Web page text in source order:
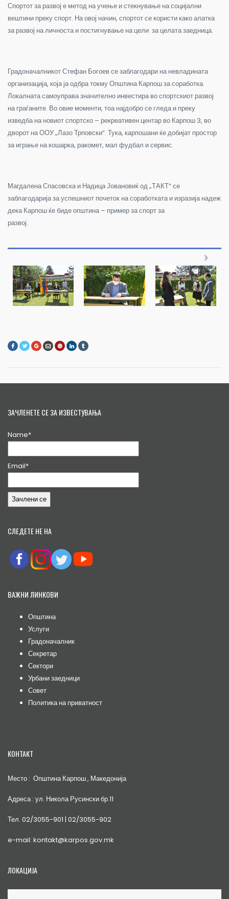
Спортот за развој е метод на учење и стекнување на социјални
вештини преку спорт. На овој начин, спортот се користи како алатка
за развој на личноста и постигнување на цели за целата заедница.
Градоначалникот Стефан Богоев се заблагодари на невладината
организација, која ја одбра токму Општина Карпош за соработка.
Локалната самоуправа значително инвестира во спортскиот развој
на граѓаните. Во овие моменти, тоа најдобро се гледа и преку
изведба на новиот спортско – рекреативен центар во Карпош 3, во
дворот на ООУ „Лазо Трповски“. Тука, карпошани ќе добијат простор
за играње на кошарка, ракомет, мал фудбал и сервис.
Магдалена Спасовска и Надица Јовановиќ од „ТАКТ“ се
заблагодарија за успешниот почеток на соработката и изразија надеж
дека Карпош ќе биде општина – пример за спорт за
развој.
ЗАЧЛЕНЕТЕ СЕ ЗА ИЗВЕСТУВАЊА
Name*
Email*
СЛЕДЕТЕ НЕ НА
ВАЖНИ ЛИНКОВИ
Општина
Услуги
Градоначалник
Секретар
Сектори
Урбани заедници
Совет
Политика на приватност
КОНТАКТ
Место : Општина Карпош , Македонија
Адреса : ул. Никола Русински бр.11
Тел. 02/3055-901 | 02/3055-902
e-mail: kontakt@karpos.gov.mk
ЛОКАЦИЈА